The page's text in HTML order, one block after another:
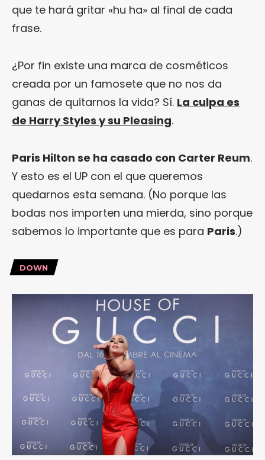
que te hará gritar «hu ha» al final de cada
frase.
¿Por fin existe una marca de cosméticos
creada por un famosete que no nos da
ganas de quitarnos la vida? Sí. La culpa es
de Harry Styles y su Pleasing.
Paris Hilton se ha casado con Carter Reum.
Y esto es el UP con el que queremos
quedarnos esta semana. (No porque las
bodas nos importen una mierda, sino porque
sabemos lo importante que es para Paris.)
DOWN